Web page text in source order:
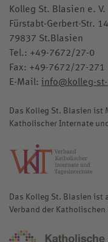
Kolleg St. Blasien e. V.
Fürstabt-Gerbert-Str. 14
79837 St.Blasien
Tel.: +49-7672/27-0
Fax: +49-7672/27-271
E-Mail: info@kolleg-
Das Kolleg St. Blasien ist
Katholischer Internate
Das Kolleg St. Blasien
Verband der